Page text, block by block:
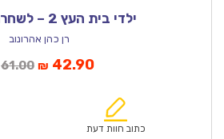
ילדי בית העץ 2 – לשחרר את כפיר
רן כהן אהרונוב
61.00המחיר
₪61.00.
₪ 42.90המחיר
הוא:
כתוב חוות דעת